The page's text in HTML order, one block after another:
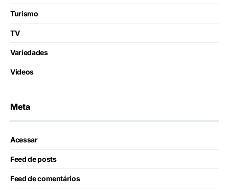
Turismo
TV
Variedades
Vídeos
Meta
Acessar
Feed de posts
Feed de comentários